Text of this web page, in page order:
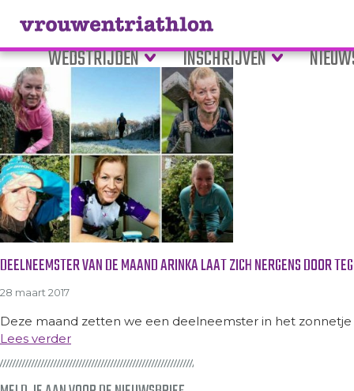
WEDSTRIJDEN INSCHRIJVEN
Tag Archive: Evy
DEELNEEMSTER VAN DE MAAND ARINKA LAAT ZICH NERGENS DOOR
28 maart 2017
Deze maand zetten we een deelneemster in het
Lees verder